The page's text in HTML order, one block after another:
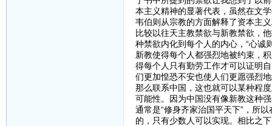
本主义精神的显著代表，虽然在文
韦伯则从宗教的方面解释了资本主
比较以往天主教禁欲与新教禁欲，
种禁欲内化到每个人的内心，“心诚
新教使得每个人都强烈地被约束，
得每个人只有勤劳工作才可以证明
们更加惶恐不安也使人们更愿强烈
那么联系中国，这也就可以某种程
可能性。因为中国没有像新教这种
通常是“修身齐家治国平天下”，所
的，只有少数人可以实现。相比之